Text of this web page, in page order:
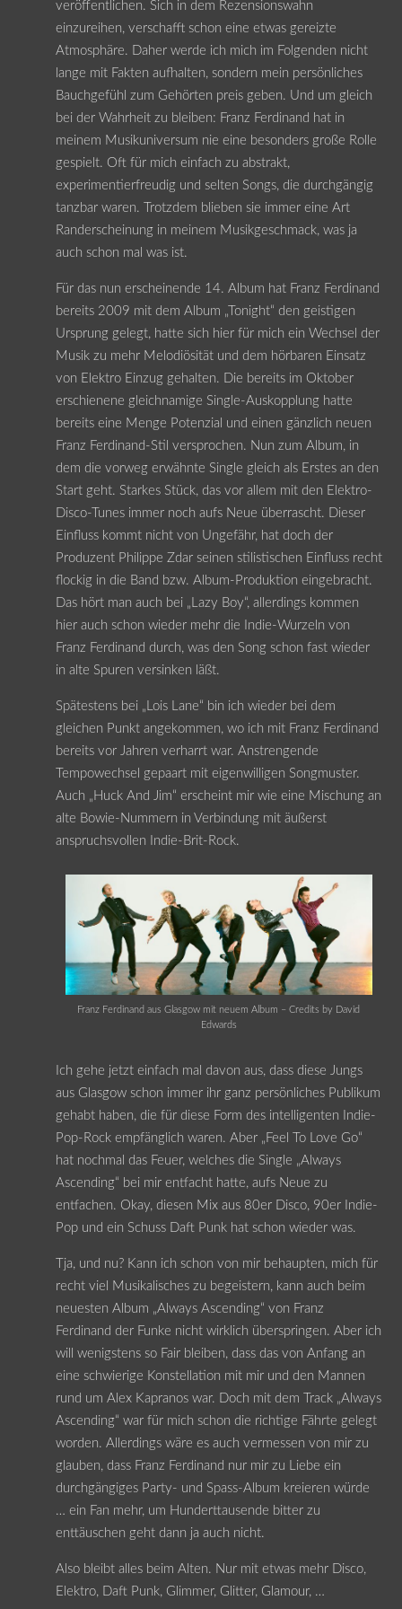
veröffentlichen. Sich in dem Rezensionswahn
einzureihen, verschafft schon eine etwas gereizte
Atmosphäre. Daher werde ich mich im Folgenden nicht
lange mit Fakten aufhalten, sondern mein persönliches
Bauchgefühl zum Gehörten preis geben. Und um gleich
bei der Wahrheit zu bleiben: Franz Ferdinand hat in
meinem Musikuniversum nie eine besonders große Rolle
gespielt. Oft für mich einfach zu abstrakt,
experimentierfreudig und selten Songs, die durchgängig
tanzbar waren. Trotzdem blieben sie immer eine Art
Randerscheinung in meinem Musikgeschmack, was ja
auch schon mal was ist.
Für das nun erscheinende 14. Album hat Franz Ferdinand
bereits 2009 mit dem Album „Tonight“ den geistigen
Ursprung gelegt, hatte sich hier für mich ein Wechsel der
Musik zu mehr Melodiösität und dem hörbaren Einsatz
von Elektro Einzug gehalten. Die bereits im Oktober
erschienene gleichnamige Single-Auskopplung hatte
bereits eine Menge Potenzial und einen gänzlich neuen
Franz Ferdinand-Stil versprochen. Nun zum Album, in
dem die vorweg erwähnte Single gleich als Erstes an den
Start geht. Starkes Stück, das vor allem mit den Elektro-
Disco-Tunes immer noch aufs Neue überrascht. Dieser
Einfluss kommt nicht von Ungefähr, hat doch der
Produzent Philippe Zdar seinen stilistischen Einfluss recht
flockig in die Band bzw. Album-Produktion eingebracht.
Das hört man auch bei „Lazy Boy“, allerdings kommen
hier auch schon wieder mehr die Indie-Wurzeln von
Franz Ferdinand durch, was den Song schon fast wieder
in alte Spuren versinken läßt.
Spätestens bei „Lois Lane“ bin ich wieder bei dem
gleichen Punkt angekommen, wo ich mit Franz Ferdinand
bereits vor Jahren verharrt war. Anstrengende
Tempowechsel gepaart mit eigenwilligen Songmuster.
Auch „Huck And Jim“ erscheint mir wie eine Mischung an
alte Bowie-Nummern in Verbindung mit äußerst
anspruchsvollen Indie-Brit-Rock.
Franz Ferdinand aus Glasgow mit neuem Album – Credits by David
Edwards
Ich gehe jetzt einfach mal davon aus, dass diese Jungs
aus Glasgow schon immer ihr ganz persönliches Publikum
gehabt haben, die für diese Form des intelligenten Indie-
Pop-Rock empfänglich waren. Aber „Feel To Love Go“
hat nochmal das Feuer, welches die Single „Always
Ascending“ bei mir entfacht hatte, aufs Neue zu
entfachen. Okay, diesen Mix aus 80er Disco, 90er Indie-
Pop und ein Schuss Daft Punk hat schon wieder was.
Tja, und nu? Kann ich schon von mir behaupten, mich für
recht viel Musikalisches zu begeistern, kann auch beim
neuesten Album „Always Ascending“ von Franz
Ferdinand der Funke nicht wirklich überspringen. Aber ich
will wenigstens so Fair bleiben, dass das von Anfang an
eine schwierige Konstellation mit mir und den Mannen
rund um Alex Kapranos war. Doch mit dem Track „Always
Ascending“ war für mich schon die richtige Fährte gelegt
worden. Allerdings wäre es auch vermessen von mir zu
glauben, dass Franz Ferdinand nur mir zu Liebe ein
durchgängiges Party- und Spass-Album kreieren würde
… ein Fan mehr, um Hunderttausende bitter zu
enttäuschen geht dann ja auch nicht.
Also bleibt alles beim Alten. Nur mit etwas mehr Disco,
Elektro, Daft Punk, Glimmer, Glitter, Glamour, …